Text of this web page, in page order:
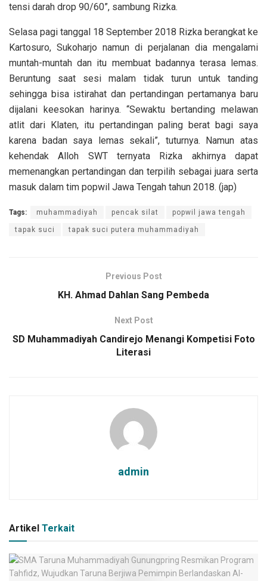
tensi darah drop 90/60”, sambung Rizka.
Selasa pagi tanggal 18 September 2018 Rizka berangkat ke
Kartosuro, Sukoharjo namun di perjalanan dia mengalami
muntah-muntah dan itu membuat badannya terasa lemas.
Beruntung saat sesi malam tidak turun untuk tanding
sehingga bisa istirahat dan pertandingan pertamanya baru
dijalani keesokan harinya. “Sewaktu bertanding melawan
atlit dari Klaten, itu pertandingan paling berat bagi saya
karena badan saya lemas sekali”, tuturnya. Namun atas
kehendak Alloh SWT ternyata Rizka akhirnya dapat
memenangkan pertandingan dan terpilih sebagai juara serta
masuk dalam tim popwil Jawa Tengah tahun 2018. (jap)
Tags: muhammadiyah pencak silat popwil jawa tengah
tapak suci tapak suci putera muhammadiyah
Previous Post
KH. Ahmad Dahlan Sang Pembeda
Next Post
SD Muhammadiyah Candirejo Menangi Kompetisi Foto
Literasi
admin
Artikel Terkait